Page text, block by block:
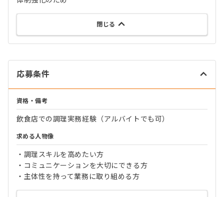
閉じる
応募条件
資格・備考
飲食店での調理実務経験（アルバイトでも可）
求める人物像
・調理スキルを高めたい方
・コミュニケーションを大切にできる方
・主体性を持って業務に取り組める方